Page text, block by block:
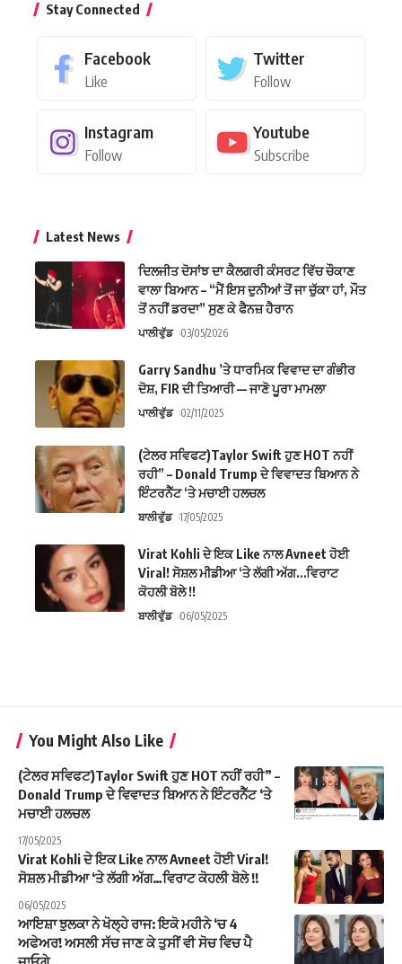
Stay Connected
Facebook
Like
Twitter
Follow
Instagram
Follow
Youtube
Subscribe
Latest News
ਦਿਲਜੀਤ ਦੋਸਾਂਝ ਦਾ ਕੈਲਗਰੀ ਕੰਸਰਟ ਵਿੱਚ ਚੌਕਾਣ
ਵਾਲਾ ਬਿਆਨ – “ਮੈਂ ਇਸ ਦੁਨੀਆਂ ਤੋਂ ਜਾ ਚੁੱਕਾ ਹਾਂ, ਮੌਤ
ਤੋਂ ਨਹੀਂ ਡਰਦਾ” ਸੁਣ ਕੇ ਫੈਨਜ਼ ਹੈਰਾਨ
ਪਾਲੀਵੁੱਡ 03/05/2026
Garry Sandhu ’ਤੇ ਧਾਰਮਿਕ ਵਿਵਾਦ ਦਾ ਗੰਭੀਰ
ਦੋਸ਼, FIR ਦੀ ਤਿਆਰੀ — ਜਾਣੋ ਪੂਰਾ ਮਾਮਲਾ
ਪਾਲੀਵੁੱਡ 02/11/2025
(ਟੇਲਰ ਸਵਿਫਟ)Taylor Swift ਹੁਣ HOT ਨਹੀਂ
ਰਹੀ” – Donald Trump ਦੇ ਵਿਵਾਦਤ ਬਿਆਨ ਨੇ
ਇੰਟਰਨੈੱਟ ‘ਤੇ ਮਚਾਈ ਹਲਚਲ
ਬਾਲੀਵੁੱਡ 17/05/2025
Virat Kohli ਦੇ ਇਕ Like ਨਾਲ Avneet ਹੋਈ
Viral! ਸੋਸ਼ਲ ਮੀਡੀਆ ‘ਤੇ ਲੱਗੀ ਅੱਗ…ਵਿਰਾਟ
ਕੋਹਲੀ ਬੋਲੇ !!
ਬਾਲੀਵੁੱਡ 06/05/2025
You Might Also Like
(ਟੇਲਰ ਸਵਿਫਟ)Taylor Swift ਹੁਣ HOT ਨਹੀਂ ਰਹੀ” –
Donald Trump ਦੇ ਵਿਵਾਦਤ ਬਿਆਨ ਨੇ ਇੰਟਰਨੈੱਟ ‘ਤੇ
ਮਚਾਈ ਹਲਚਲ
17/05/2025
Virat Kohli ਦੇ ਇਕ Like ਨਾਲ Avneet ਹੋਈ Viral!
ਸੋਸ਼ਲ ਮੀਡੀਆ ‘ਤੇ ਲੱਗੀ ਅੱਗ…ਵਿਰਾਟ ਕੋਹਲੀ ਬੋਲੇ !!
06/05/2025
ਆਇਸ਼ਾ ਝੁਲਕਾ ਨੇ ਖੋਲ੍ਹੇ ਰਾਜ: ਇਕੋ ਮਹੀਨੇ ‘ਚ 4
ਅਫੇਅਰ! ਅਸਲੀ ਸੱਚ ਜਾਣ ਕੇ ਤੁਸੀਂ ਵੀ ਸੋਚ ਵਿਚ ਪੈ